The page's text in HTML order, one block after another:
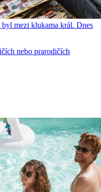
mezi klukama král. Dnes
nebo prarodičích